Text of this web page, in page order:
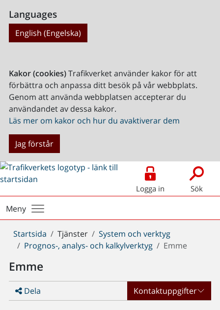
Languages
English (Engelska)
Kakor (cookies)Trafikverket använder kakor för att
förbättra och anpassa ditt besök på vår webbplats.
Genom att använda webbplatsen accepterar du
användandet av dessa kakor.
Läs mer om kakor och hur du avaktiverar dem
Jag förstår
Logga in Sök
Meny
Du
är
Startsida Tjänster
System och verktyg
Prognos-, analys- och kalkylverktyg
Emme
Emme
Dela Kontaktuppgifter